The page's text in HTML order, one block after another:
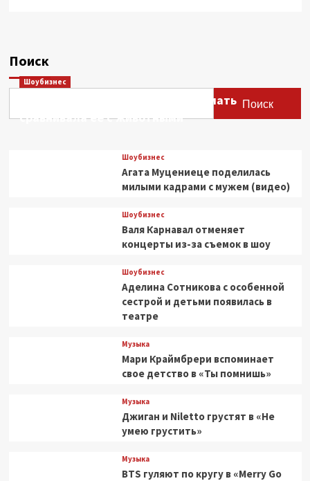
Поиск
Поиск
Шоубизнес
Этери Тутберидзе заявила, что мать
сравнивала ее с животными
Шоубизнес
Агата Муцениеце поделилась
милыми кадрами с мужем (видео)
Шоубизнес
Валя Карнавал отменяет
концерты из-за съемок в шоу
Шоубизнес
Аделина Сотникова с особенной
сестрой и детьми появилась в
театре
Музыка
Мари Краймбрери вспоминает
свое детство в «Ты помнишь»
Музыка
Джиган и Niletto грустят в «Не
умею грустить»
Музыка
BTS гуляют по кругу в «Merry Go